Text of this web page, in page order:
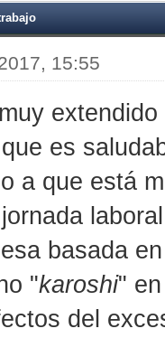
15:55
es
a que está
basada
"karoshi"
del